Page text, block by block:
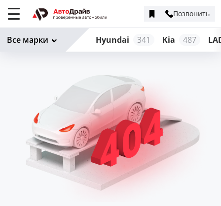
Позвонить
Hyundai 341 Kia 487
Все марки